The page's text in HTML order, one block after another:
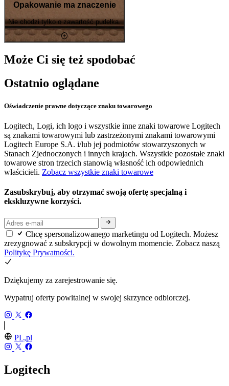
Opakowanie ma znaczenie
Nie chodzi tylko o zawartość pudełka.
Może Ci się też spodobać
Ostatnio oglądane
Oświadczenie prawne dotyczące znaku towarowego
Logitech, Logi, ich logo i wszystkie inne znaki towarowe Logitech
są znakami towarowymi lub zastrzeżonymi znakami towarowymi
Logitech Europe S.A. i/lub jej podmiotów stowarzyszonych w
Stanach Zjednoczonych i innych krajach. Wszystkie pozostałe znaki
towarowe stron trzecich stanowią własność ich odpowiednich
właścicieli. Zobacz wszystkie znaki towarowe
Zasubskrybuj, aby otrzymać swoją ofertę specjalną i
ekskluzywne korzyści.
Chcę spersonalizowanego marketingu od Logitech. Możesz
zrezygnować z subskrypcji w dowolnym momencie. Zobacz naszą
Politykę Prywatności.
Dziękujemy za zarejestrowanie się.
Wypatruj oferty powitalnej w swojej skrzynce odbiorczej.
PL,pl
Logitech